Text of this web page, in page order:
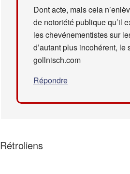
Dont acte, mais cela
de notoriété publique qu’il
les chevénementistes sur
d’autant plus incohérent,
gollnisch.com
Répondre
Rétroliens